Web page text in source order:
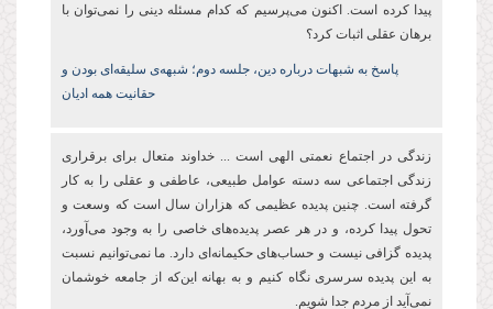
پیدا کرده است. اکنون می‌پرسیم که کدام مسئله دینی را نمی‌توان با
برهان عقلی اثبات کرد؟
پاسخ به شبهات درباره دین،‌ جلسه دوم؛‌ شبهه‌ی سلیقه‌ای بودن و
حقانیت همه ادیان
زندگی در اجتماع نعمتی الهی است ... خداوند متعال برای برقراری
زندگی اجتماعی سه دسته عوامل طبیعی،‌ عاطفی و عقلی را به کار
گرفته است. چنین پدیده عظیمی که هزاران سال است که وسعت و
تحول پیدا کرده، و در هر عصر پدیده‌های خاصی را به وجود می‌آورد،
پدیده گزافی نیست و حساب‌های حکیمانه‌ای دارد. ما نمی‌توانیم نسبت
به این پدیده سرسری نگاه کنیم و به بهانه این‌که از جامعه خوشمان
نمی‌آید از مردم جدا شویم.